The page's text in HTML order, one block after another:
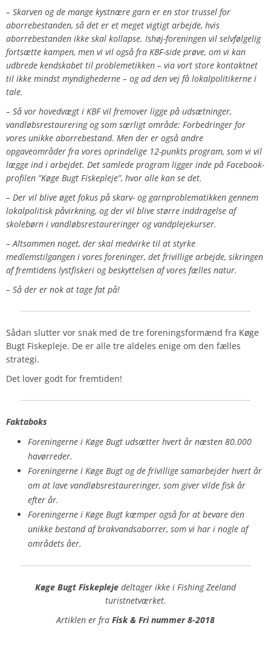
– Skarven og de mange kystnære garn er en stor trussel for
aborrebestanden, så det er et meget vigtigt arbejde, hvis
aborrebestanden ikke skal kollapse. Ishøj-foreningen vil selvfølgelig
fortsætte kampen, men vi vil også fra KBF-side prøve, om vi kan
udbrede kendskabet til problemetikken – via vort store kontaktnet
til ikke mindst myndighederne – og ad den vej få lokalpolitikerne i
tale.
– Så vor hovedvægt i KBF vil fremover ligge på udsætninger,
vandløbsrestaurering og som særligt område: Forbedringer for
vores unikke aborrebestand. Men der er også andre
opgaveområder fra vores oprindelige 12-punkts program, som vi vil
lægge ind i arbejdet. Det samlede program ligger inde på Facebook-
profilen ”Køge Bugt Fiskepleje”, hvor alle kan se det.
– Der vil blive øget fokus på skarv- og garnproblematikken gennem
lokalpolitisk påvirkning, og der vil blive større inddragelse af
skolebørn i vandløbsrestaureringer og vandplejekurser.
– Altsammen noget, der skal medvirke til at styrke
medlemstilgangen i vores foreninger, det frivillige arbejde, sikringen
af fremtidens lystfiskeri og beskyttelsen af vores fælles natur.
– Så der er nok at tage fat på!
Sådan slutter vor snak med de tre foreningsformænd fra Køge
Bugt Fiskepleje. De er alle tre aldeles enige om den fælles
strategi.
Det lover godt for fremtiden!
Faktaboks
Foreningerne i Køge Bugt udsætter hvert år næsten 80.000
havørreder.
Foreningerne i Køge Bugt og de frivillige samarbejder hvert år
om at lave vandløbsrestaureringer, som giver vilde fisk år
efter år.
Foreningerne i Køge Bugt kæmper også for at bevare den
unikke bestand af brakvandsaborrer, som vi har i nogle af
områdets åer.
Køge Bugt Fiskepleje deltager ikke i Fishing Zeeland
turistnetværket.
Artiklen er fra Fisk & Fri nummer 8-2018